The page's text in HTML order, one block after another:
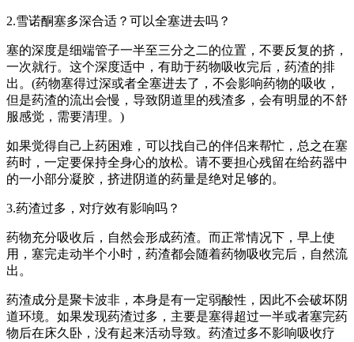
2.雪诺酮塞多深合适？可以全塞进去吗？
塞的深度是细端管子一半至三分之二的位置，不要反复的挤，
一次就行。这个深度适中，有助于药物吸收完后，药渣的排
出。(药物塞得过深或者全塞进去了，不会影响药物的吸收，
但是药渣的流出会慢，导致阴道里的残渣多，会有明显的不舒
服感觉，需要清理。)
如果觉得自己上药困难，可以找自己的伴侣来帮忙，总之在塞
药时，一定要保持全身心的放松。请不要担心残留在给药器中
的一小部分凝胶，挤进阴道的药量是绝对足够的。
3.药渣过多，对疗效有影响吗？
药物充分吸收后，自然会形成药渣。而正常情况下，早上使
用，塞完走动半个小时，药渣都会随着药物吸收完后，自然流
出。
药渣成分是聚卡波非，本身是有一定弱酸性，因此不会破坏阴
道环境。如果发现药渣过多，主要是塞得超过一半或者塞完药
物后在床久卧，没有起来活动导致。药渣过多不影响吸收疗